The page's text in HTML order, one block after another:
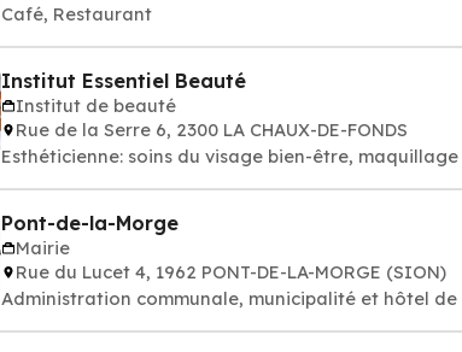
Café, Restaurant
Institut Essentiel Beauté
Institut de beauté
Rue de la Serre 6, 2300 LA CHAUX-DE-FONDS
Esthéticienne: soins du visage bien-être,
Pont-de-la-Morge
Mairie
Rue du Lucet 4, 1962 PONT-DE-LA-MORGE (SION)
Administration communale, municipalité et hôtel de